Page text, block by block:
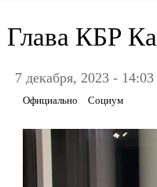
Глава КБР
7 декабря, 2023 - 14:03
Официально Социум